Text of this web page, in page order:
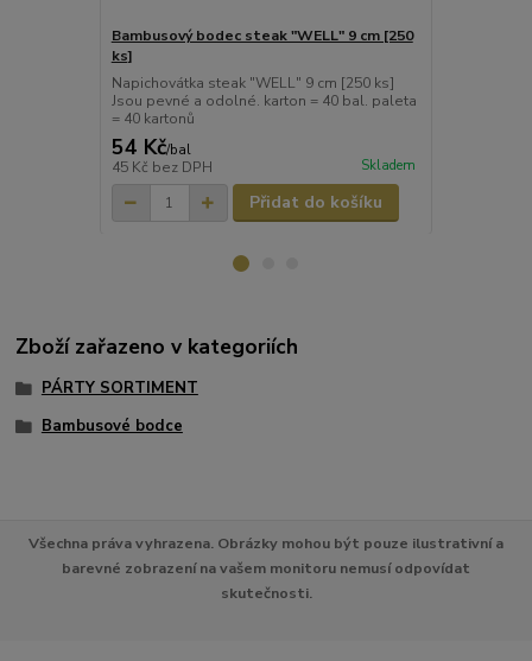
Bambusový bodec steak "WELL" 9 cm [250
ks]
Napichovátka steak "WELL" 9 cm [250 ks]
Jsou pevné a odolné. karton = 40 bal. paleta
= 40 kartonů
54 Kč/bal
45 Kč bez DPH Skladem
Přidat do košíku
Zboží zařazeno v kategoriích
PÁRTY SORTIMENT
Bambusové bodce
Všechna práva vyhrazena. Obrázky mohou být pouze ilustrativní a
barevné zobrazení na vašem monitoru nemusí odpovídat
skutečnosti.